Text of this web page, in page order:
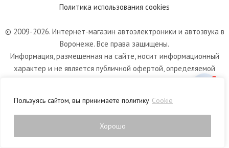
Пользуясь сайтом, вы принимаете политику Cookie
Хорошо
Политика использования cookies
© 2009-2026. Интернет-магазин автоэлектроники и автозвука в
Воронеже. Все права защищены.
Информация, размещенная на сайте, носит информационный
характер и не является публичной офертой, определяемой
положениями статьи 437 Гражданского кодекса РФ.